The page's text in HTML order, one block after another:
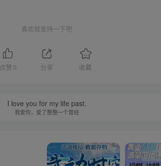
喜欢就支持一下吧
点赞 0 分享 收藏
I love you for my life past.
我爱你，爱了整整一个曾经